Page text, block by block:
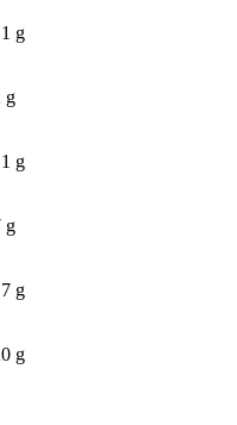
g
g
g
g
g
g